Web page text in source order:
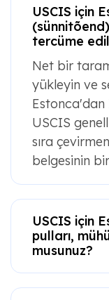
USCIS için
tercüme
Net bir
yükleyin ve
USCIS
sıra
belgesinin
USCIS için
pulları,
musunuz?